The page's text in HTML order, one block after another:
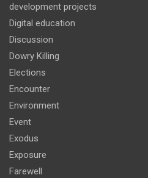
development projects
Digital education
Discussion
Dowry Killing
Elections
Encounter
Environment
Event
Exodus
Exposure
Farewell